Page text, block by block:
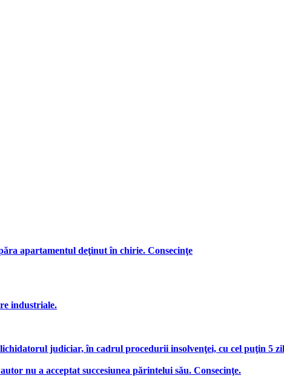
apartamentul deţinut în chirie. Consecinţe
industriale.
judiciar, în cadrul procedurii insolvenţei, cu cel puţin 5
nu a acceptat succesiunea părintelui său. Consecinţe.